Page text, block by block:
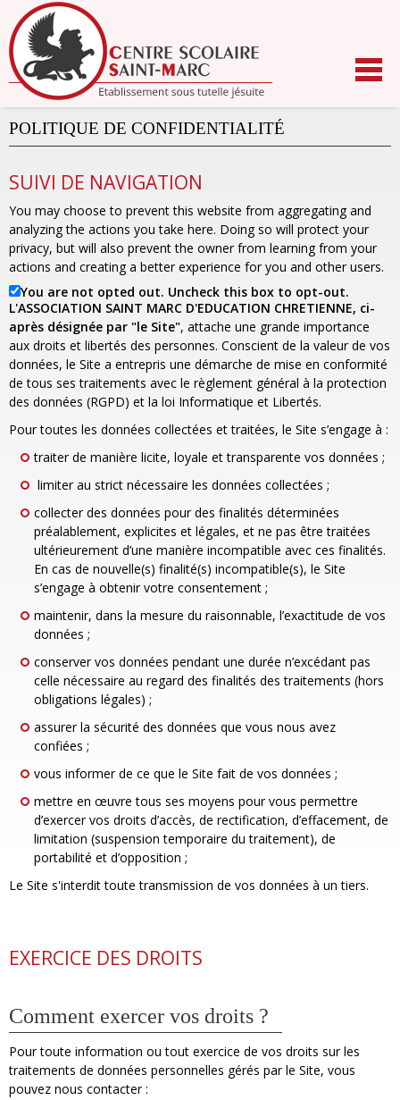
contenu.
|
Aller
à
la
navigation
POLITIQUE DE CONFIDENTIALITÉ
SUIVI DE NAVIGATION
You may choose to prevent this website from aggregating and
analyzing the actions you take here. Doing so will protect your
privacy, but will also prevent the owner from learning from your
actions and creating a better experience for you and other users.
You are not opted out. Uncheck this box to opt-out.
L'ASSOCIATION SAINT MARC D'EDUCATION CHRETIENNE, ci-
après désignée par "le Site", attache une grande importance
aux droits et libertés des personnes. Conscient de la valeur de vos
données, le Site a entrepris une démarche de mise en conformité
de tous ses traitements avec le règlement général à la protection
des données (RGPD) et la loi Informatique et Libertés.
Pour toutes les données collectées et traitées, le Site s’engage à :
traiter de manière licite, loyale et transparente vos données ;
limiter au strict nécessaire les données collectées ;
collecter des données pour des finalités déterminées
préalablement, explicites et légales, et ne pas être traitées
ultérieurement d’une manière incompatible avec ces finalités.
En cas de nouvelle(s) finalité(s) incompatible(s), le Site
s’engage à obtenir votre consentement ;
maintenir, dans la mesure du raisonnable, l’exactitude de vos
données ;
conserver vos données pendant une durée n’excédant pas
celle nécessaire au regard des finalités des traitements (hors
obligations légales) ;
assurer la sécurité des données que vous nous avez
confiées ;
vous informer de ce que le Site fait de vos données ;
mettre en œuvre tous ses moyens pour vous permettre
d’exercer vos droits d’accès, de rectification, d’effacement, de
limitation (suspension temporaire du traitement), de
portabilité et d’opposition ;
Le Site s'interdit toute transmission de vos données à un tiers.
EXERCICE DES DROITS
Comment exercer vos droits ?
Pour toute information ou tout exercice de vos droits sur les
traitements de données personnelles gérés par le Site, vous
pouvez nous contacter :